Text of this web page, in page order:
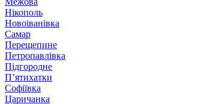
Нікополь
Новоіванівка
Самар
Перещепине
Петропавлівка
Підгородне
П’ятихатки
Софіївка
Царичанка